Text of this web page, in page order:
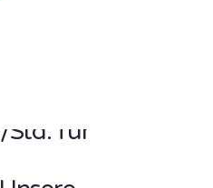
Salzburg
für